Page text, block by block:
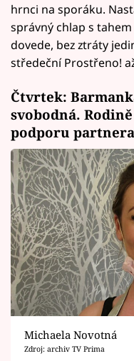
hrnci na sporáku.
správný chlap s
dovede, bez ztráty
středeční Prostřeno!
Čtvrtek:
svobodná.
podporu
Michaela Novotná
Zdroj: archiv TV Prima